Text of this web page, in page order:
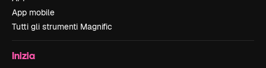
App mobile
Tutti gli strumenti Magnific
Inizia